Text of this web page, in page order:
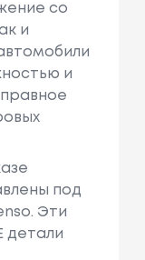
со
и
и
под
Эти
детали